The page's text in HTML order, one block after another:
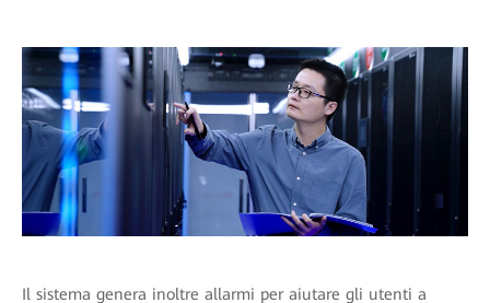
Il sistema genera inoltre allarmi per aiutare gli utenti a